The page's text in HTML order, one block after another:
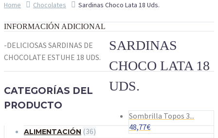
Home Chocolates Sardinas Choco Lata 18 Uds.
SARDINAS
CHOCO LATA 18
UDS.
Sombrilla Topos 3...
48,77€
INFORMACIÓN ADICIONAL
-DELICIOSAS SARDINAS DE
CHOCOLATE ESTUHE 18 UDS.
CATEGORÍAS DEL
PRODUCTO
ALIMENTACIÓN (36)